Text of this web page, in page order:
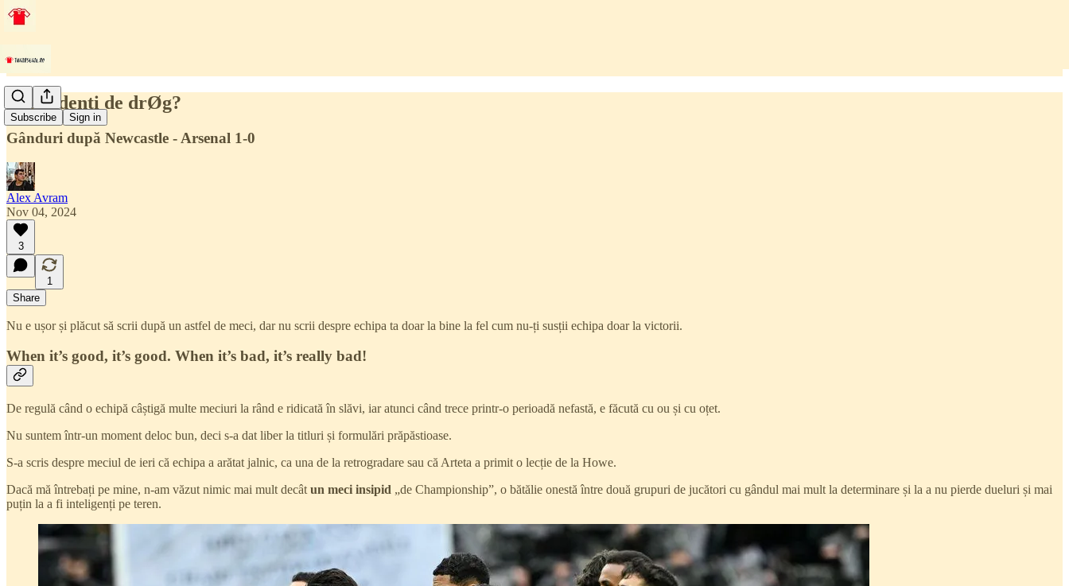
Subscribe Sign in
Dependenți de drØg?
Gânduri după Newcastle - Arsenal 1-0
Alex Avram
Nov 04, 2024
3
1
Share
Nu e ușor și plăcut să scrii după un astfel de meci, dar nu scrii despre echipa ta doar la bine la fel cum nu-ți susții echipa doar la victorii.
When it’s good, it’s good. When it’s bad, it’s really bad!
De regulă când o echipă câștigă multe meciuri la rând e ridicată în slăvi, iar atunci când trece printr-o perioadă nefastă, e făcută cu ou și cu oțet.
Nu suntem într-un moment deloc bun, deci s-a dat liber la titluri și formulări prăpăstioase.
S-a scris despre meciul de ieri că echipa a arătat jalnic, ca una de la retrogradare sau că Arteta a primit o lecție de la Howe.
Dacă mă întrebați pe mine, n-am văzut nimic mai mult decât un meci insipid „de Championship”, o bătălie onestă între două grupuri de jucători cu gândul mai mult la determinare și la a nu pierde dueluri și mai
puțin la a fi inteligenți pe teren.